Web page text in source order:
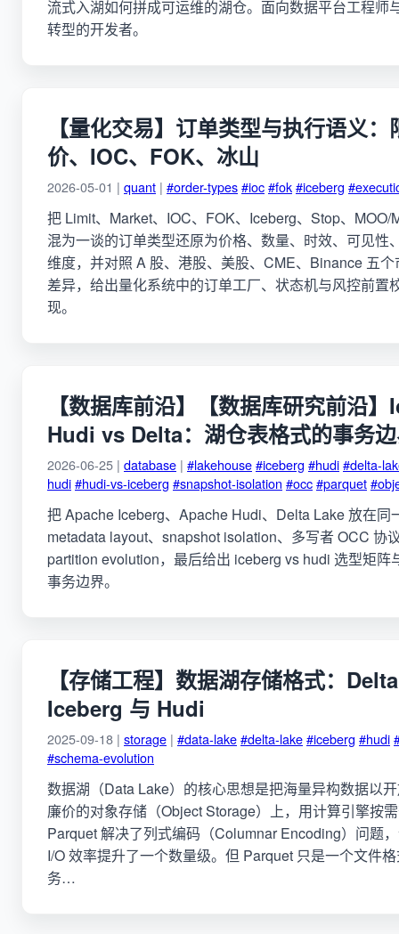
流式入湖如何拼成可运维的湖仓。面向数据平台工程师
转型的开发者。
【量化交易】订单类型与执行语义
价、IOC、FOK、冰山
2026-05-01 | quant | #order-types#ioc#fok#iceberg
把 Limit、Market、IOC、FOK、Iceberg、Stop、MOO/
混为一谈的订单类型还原为价格、数量、时效、可见性
维度，并对照 A 股、港股、美股、CME、Binance 五
差异，给出量化系统中的订单工厂、状态机与风控前置
现。
【数据库前沿】【数据库研究前沿
Hudi vs Delta：湖仓表格式的事务
2026-06-25 | database | #lakehouse#iceberg #hudi#delta-
hudi#hudi-vs-iceberg #snapshot-isolation #occ#parquet
把 Apache Iceberg、Apache Hudi、Delta Lake 放在同
metadata layout、snapshot isolation、多写者 OCC 协
partition evolution，最后给出 iceberg vs hudi 选型矩阵
事务边界。
【存储工程】数据湖存储格式：
Iceberg 与 Hudi
2025-09-18 | storage | #data-lake#delta-lake#iceberg #hudi
#schema-evolution
数据湖（Data Lake）的核心思想是把海量异构数据以
廉价的对象存储（Object Storage）上，用计算引擎按
Parquet 解决了列式编码（Columnar Encoding）问题
I/O 效率提升了一个数量级。但 Parquet 只是一个文件
务…